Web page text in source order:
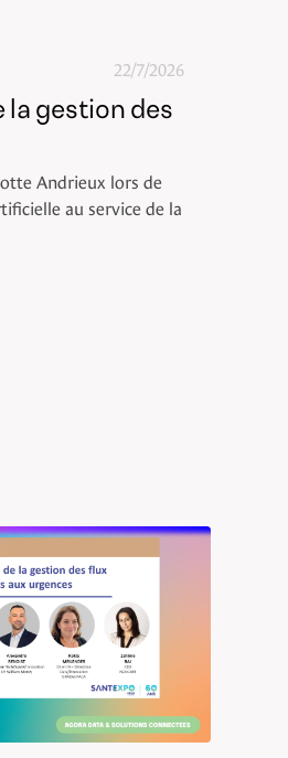
22/7/2026
la gestion des
Andrieux lors de
au service de la